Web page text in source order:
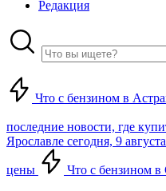
Редакция
Что с бензином в
последние новости, где
Ярославле сегодня, 9
цены Что с бензином в